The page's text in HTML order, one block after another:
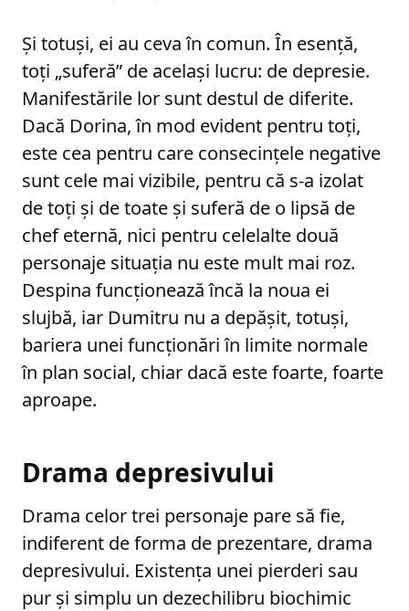
Și totuși, ei au ceva în comun. În esență,
toți „suferă” de același lucru: de depresie.
Manifestările lor sunt destul de diferite.
Dacă Dorina, în mod evident pentru toți,
este cea pentru care consecințele negative
sunt cele mai vizibile, pentru că s-a izolat
de toți și de toate și suferă de o lipsă de
chef eternă, nici pentru celelalte două
personaje situația nu este mult mai roz.
Despina funcționează încă la noua ei
slujbă, iar Dumitru nu a depășit, totuși,
bariera unei funcționări în limite normale
în plan social, chiar dacă este foarte, foarte
aproape.
Drama depresivului
Drama celor trei personaje pare să fie,
indiferent de forma de prezentare, drama
depresivului. Existența unei pierderi sau
pur și simplu un dezechilibru biochimic